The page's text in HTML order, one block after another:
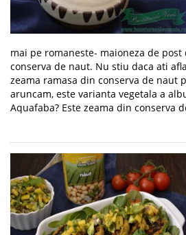
mai pe romaneste- maioneza de
conserva de naut. Nu stiu daca ati
zeama ramasa din conserva de naut
aruncam, este varianta vegetala a
Aquafaba? Este zeama din conserva